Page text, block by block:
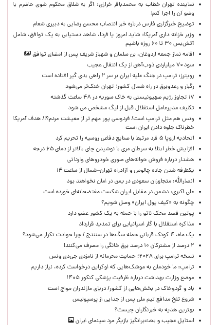
نماینده تهران خطاب به محمدباقر خرازی: اگر به شلاق محکوم شوی حاضرم با
وضو آن را اجرا کنم!
توضیح خبرگزاری فارس درباره خبر انتصاب محسن رضایی به دبیری شعام
وزیر خزانه داری آمریکا: شاید امروز یا فردا، شاهد دستیابی به یک توافق، شامل
آتش‌بس ۳۰ تا ۶۰ روزه باشیم
اقامه نماز جمعه اردوغان، بن ‌سلمان و شهباز شریف پس از امضای توافق
سود ۷۰ میلیاردی ذوب‌آهن از یک انتقال عجیب
رویترز: ترامپ در جنگ علیه ایران بر سر ۲ راهی بدی گیر افتاده است
رگبار و رعدوبرق در راه شمال کشور؛ تهران خنک‌تر می‌شود
۱۷ تجاوز رژیم صهیونیستی به خاک سوریه در ۴۸ ساعت گذشته
تکلیف مدیرعامل استقلال قبل از لیگ مشخص می شود
ونس هم مثل ترامپ است/ فردوسی پور مهم تر از معیشت مردم؟!/ هدف آمریکا
خطرناک جلوه دادن ایران است
اتحادیه اروپا ۵ فرد مرتبط با صنایع دفاعی روسیه را تحریم کرد
افزایش خطر ابتلا به سرطان مری با نوشیدن چای بالاتر از دمای ۶۵ درجه
هشدار درباره فروش حواله‌های صوری خودروهای وارداتی
یکطرفه شدن جاده چالوس و آزادراه تهران–شمال از ساعت ۱۴
انصارالله: متجاوزان سعودی در یمن در امان نخواهند بود
علی اکبری: دشمن در مقابل ایران شکست مفتضحانه‌ای خورده است
چگونه به «کیف پول ایران» وصل شویم؟
پوتین قصد محک ناتو را با حمله به یک کشور عضو دارد
مذاکره استقلال با گلر اسپانیایی برای تمدید قرارداد
یک ماه، ۴ کودک قربانی حمله سگ‌ها در سنندج / چرا حوادث تکرار می‌شود؟
۲ درصد از مشترکان ۱۰ درصد برق خانگی را مصرف می‌کنند!
نسخه ترامپ برای ۲۰۲۸؛ حمایت محرمانه از نامزدی جی‌دی ونس
ترامپ: ما خودمان به موشک‌هایی که اوکراین درخواست کرده، نیاز داریم
موضع وزارت بهداشت درباره ظرفیت پزشکی کنکور ۱۴۰۵
باد و گردوخاک در بخش‌هایی از کشور/ دریای مازندران مواج است
شروع تلخ مدافع تیم ملی پس از جدایی از پرسپولیس
بهترین هدیه به خبرنگاران چیست؟
استایل عجیب و بحث‌برانگیز بازیگر مرد سینمای ایران